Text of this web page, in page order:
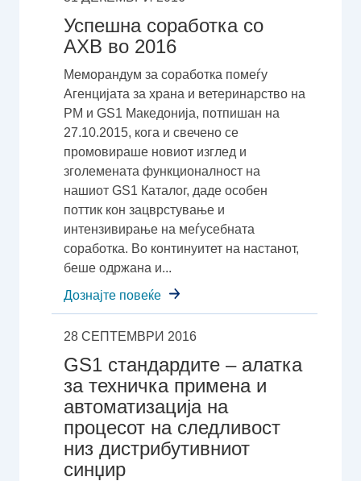
Успешна соработка со
АХВ во 2016
Меморандум за соработка помеѓу
Агенцијата за храна и ветеринарство на
РМ и GS1 Македонија, потпишан на
27.10.2015, кога и свечено се
промовираше новиот изглед и
зголемената функционалност на
нашиот GS1 Каталог, даде особен
поттик кон зацврстување и
интензивирање на меѓусебната
соработка. Во континуитет на настанот,
беше одржана и...
Дознајте повеќе
28 СЕПТЕМВРИ 2016
GS1 стандардите – алатка
за техничка примена и
автоматизација на
процесот на следливост
низ дистрибутивниот
синџир